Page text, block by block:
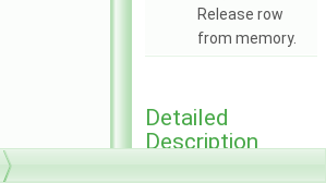
Release row
from memory.
Detailed
Description